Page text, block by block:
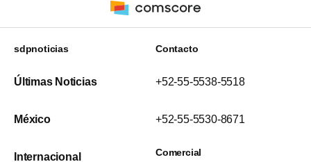
sdpnoticias
Últimas Noticias
México
Internacional
Contacto
+52-55-5538-5518
+52-55-5530-8671
Comercial